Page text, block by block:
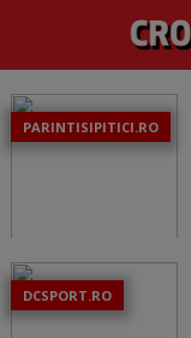
PARINTISIPITICI.RO
DCSPORT.RO